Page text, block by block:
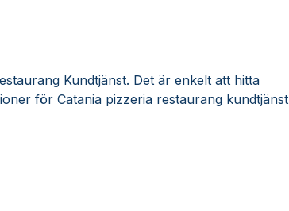
Kundtjänst. Det är enkelt att hitta
för Catania pizzeria restaurang kundtjänst